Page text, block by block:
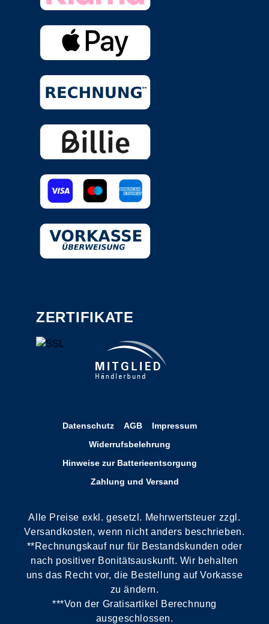
ZERTIFIKATE
Datenschutz AGB
Impressum
Widerrufsbelehrung
Hinweise zur Batterieentsorgung
Zahlung und Versand
Alle Preise exkl. gesetzl. Mehrwertsteuer zzgl.
Versandkosten, wenn nicht anders beschrieben.
**Rechnungskauf nur für Bestandskunden oder
nach positiver Bonitätsauskunft. Wir behalten
uns das Recht vor, die Bestellung auf Vorkasse
zu ändern.
***Von der Gratisartikel Berechnung
ausgeschlossen.